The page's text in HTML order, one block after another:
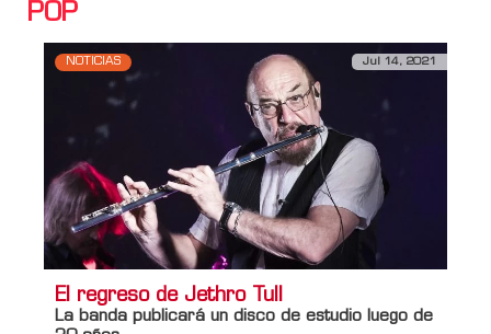
POP
NOTICIAS Jul 14, 2021
El regreso de Jethro Tull
La banda publicará un disco de estudio luego de